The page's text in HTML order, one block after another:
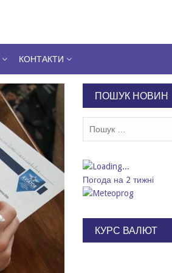
КОНТАКТИ
ПОШУК НОВИН
Погода на 2 тижні
КУРС ВАЛЮТ